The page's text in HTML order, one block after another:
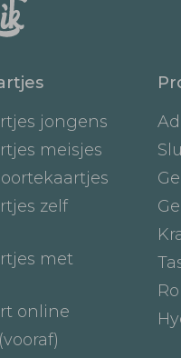
jongens
meisjes
zelf
met
online